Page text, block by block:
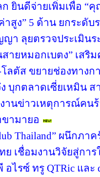
ยินดีจ่ายเพิ่มเพื่อ “
าสูง” 5 ด้าน ยกระดับ
า ลุยตรวจประเมิน
ายหมอกเบตง” เส
ตัส ขยายช่องทางก
บุกตลาดเซี่ยเหมิน
านข่าวเหตุการณ์คน
ามายอ
Thailand” ผนึกภ
ย เชื่อมงานวิจัยสู่กา
อไรซ์ ทรู QTRic แล